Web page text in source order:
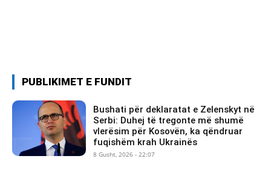
PUBLIKIMET E FUNDIT
Bushati për deklaratat e Zelenskyt në
Serbi: Duhej të tregonte më shumë
vlerësim për Kosovën, ka qëndruar
fuqishëm krah Ukrainës
8 Gusht, 2026 - 22:07